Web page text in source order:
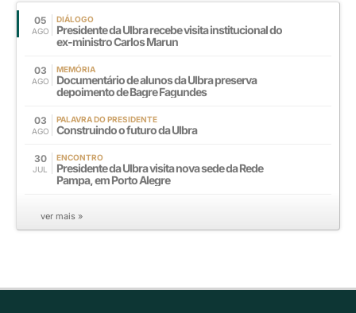
05
AGO
DIÁLOGO
Presidente da Ulbra recebe visita institucional do
ex-ministro Carlos Marun
03
AGO
MEMÓRIA
Documentário de alunos da Ulbra preserva
depoimento de Bagre Fagundes
03
AGO
PALAVRA DO PRESIDENTE
Construindo o futuro da Ulbra
30
JUL
ENCONTRO
Presidente da Ulbra visita nova sede da Rede
Pampa, em Porto Alegre
ver mais »